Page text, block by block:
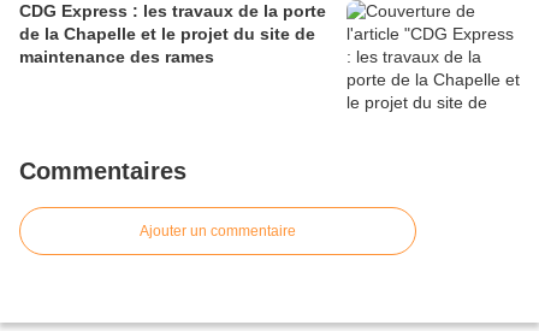
CDG Express : les travaux de la porte
de la Chapelle et le projet du site de
maintenance des rames
Commentaires
Ajouter un commentaire